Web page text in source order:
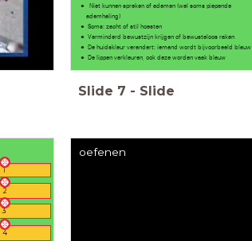
Niet kunnen spreken of ademen (wel soms piepende
ademhaling)
Soms: zacht of stil hoesten
Verminderd bewustzijn krijgen of bewusteloos raken
De huidskleur verandert: iemand wordt bijvoorbeeld blauw
De lippen verkleuren, ook deze worden vaak blauw
Slide 7 - Slide
1
2
3
4
oefenen